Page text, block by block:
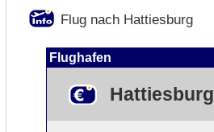
Flug nach Hattiesburg
Flughafen
Hattiesburg